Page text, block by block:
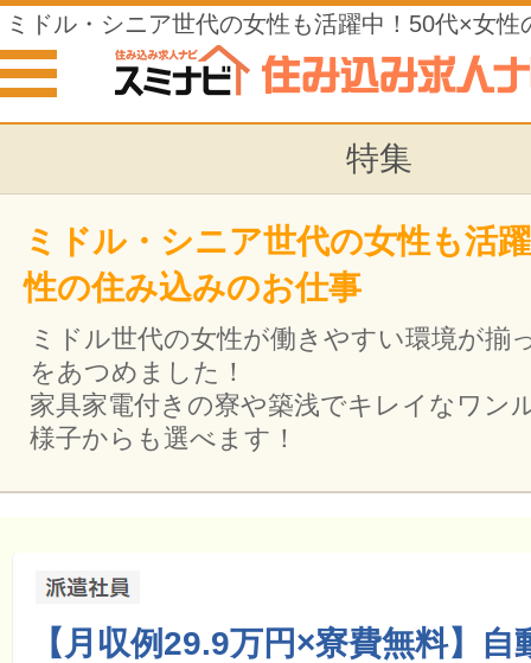
ミドル・シニア世代の女性も活躍中！50代×女性
仕事
特集
ミドル・シニア世代の女性も活
性の住み込みのお仕事
ミドル世代の女性が働きやすい環境が揃
をあつめました！
家具家電付きの寮や築浅でキレイなワン
様子からも選べます！
【月収例29.9万円×寮費無料】自